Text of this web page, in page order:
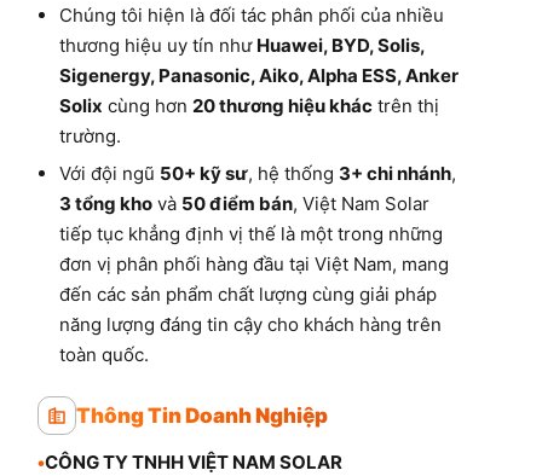
Chúng tôi hiện là đối tác phân phối của nhiều
thương hiệu uy tín như Huawei, BYD, Solis,
Sigenergy, Panasonic, Aiko, Alpha ESS, Anker
Solix cùng hơn 20 thương hiệu khác trên thị
trường.
Với đội ngũ 50+ kỹ sư, hệ thống 3+ chi nhánh,
3 tổng kho và 50 điểm bán, Việt Nam Solar
tiếp tục khẳng định vị thế là một trong những
đơn vị phân phối hàng đầu tại Việt Nam, mang
đến các sản phẩm chất lượng cùng giải pháp
năng lượng đáng tin cậy cho khách hàng trên
toàn quốc.
Thông Tin Doanh Nghiệp
•CÔNG TY TNHH VIỆT NAM SOLAR